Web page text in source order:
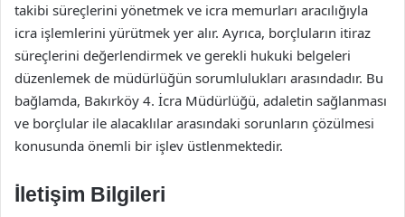
takibi süreçlerini yönetmek ve icra memurları aracılığıyla
icra işlemlerini yürütmek yer alır. Ayrıca, borçluların itiraz
süreçlerini değerlendirmek ve gerekli hukuki belgeleri
düzenlemek de müdürlüğün sorumlulukları arasındadır. Bu
bağlamda, Bakırköy 4. İcra Müdürlüğü, adaletin sağlanması
ve borçlular ile alacaklılar arasındaki sorunların çözülmesi
konusunda önemli bir işlev üstlenmektedir.
İletişim Bilgileri